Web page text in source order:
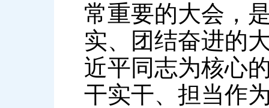
常重要的大会，
实、团结奋进的
近平同志为核心
干实干、担当作